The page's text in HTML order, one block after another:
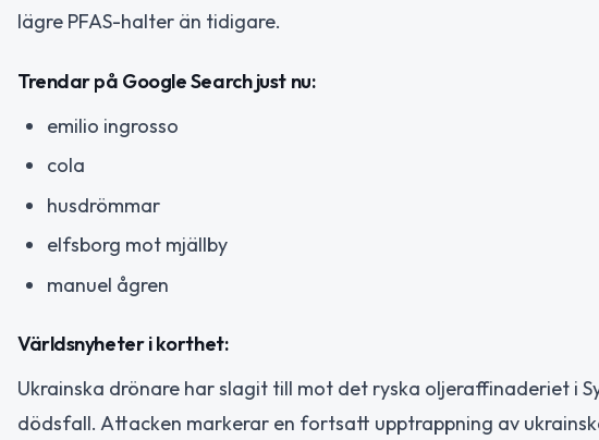
lägre PFAS-halter än tidigare.
Trendar på Google Search just nu:
emilio ingrosso
cola
husdrömmar
elfsborg mot mjällby
manuel ågren
Världsnyheter i korthet:
Ukrainska drönare har slagit till mot det ryska oljeraffinaderiet i
dödsfall. Attacken markerar en fortsatt upptrappning av